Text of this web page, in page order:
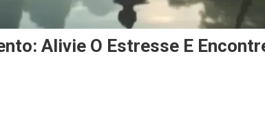
Alivie O Estresse E